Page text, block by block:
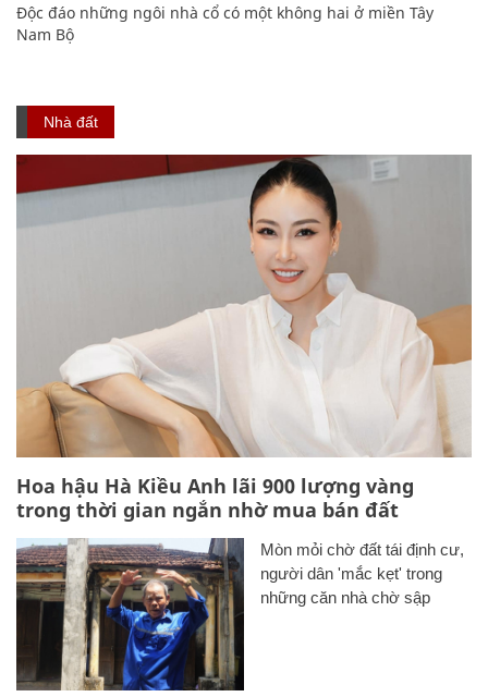
Độc đáo những ngôi nhà cổ có một không hai ở miền Tây
Nam Bộ
Nhà đất
Hoa hậu Hà Kiều Anh lãi 900 lượng vàng
trong thời gian ngắn nhờ mua bán đất
Mòn mỏi chờ đất tái định cư,
người dân 'mắc kẹt' trong
những căn nhà chờ sập